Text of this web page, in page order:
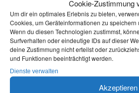
Cookie-Zustimmung
Um dir ein optimales Erlebnis zu bieten,
Cookies, um Geräteinformationen zu speichern
Wenn du diesen Technologien zustimmst,
Surfverhalten oder eindeutige IDs auf dieser
deine Zustimmung nicht erteilst oder
und Funktionen beeinträchtigt werden.
Dienste verwalten
Akzeptieren
Haltestellenverlegung in Guben:
auf mehreren Buslinien